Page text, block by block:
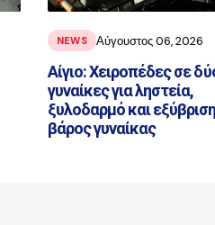
NEWS Αύγουστος 06, 2026
Αίγιο: Χειροπέδες σε
γυναίκες για ληστεία,
ξυλοδαρμό και
βάρος γυναίκας